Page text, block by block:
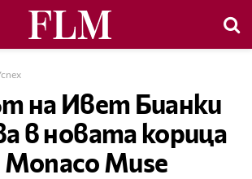
на Ивет Бианки
в новата корица
Monaco Muse